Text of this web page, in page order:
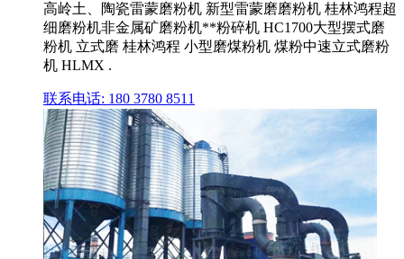
高岭土、陶瓷雷蒙磨粉机 新型雷蒙磨磨粉机 桂林鸿程超
细磨粉机非金属矿磨粉机**粉碎机 HC1700大型摆式磨
粉机 立式磨 桂林鸿程 小型磨煤粉机 煤粉中速立式磨粉
机 HLMX .
联系电话: 180 3780 8511